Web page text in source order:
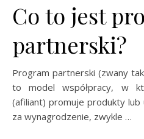
Co to jest
partnerski?
Program partnerski (zwany
to model współpracy, w
(afiliant) promuje produkty lub
za wynagrodzenie, zwykle …